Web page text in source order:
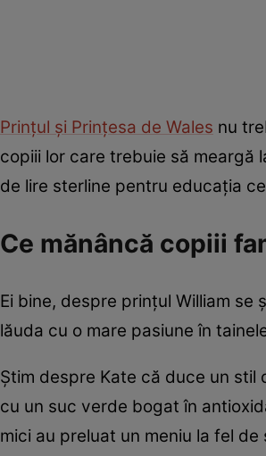
Prințul și Prințesa de Wales nu
copiii lor care trebuie să meargă
de lire sterline pentru educația
Ce mănâncă copiii
Ei bine, despre prințul William
lăuda cu o mare pasiune în
Știm despre Kate că duce un
cu un suc verde bogat în
mici au preluat un meniu la fel